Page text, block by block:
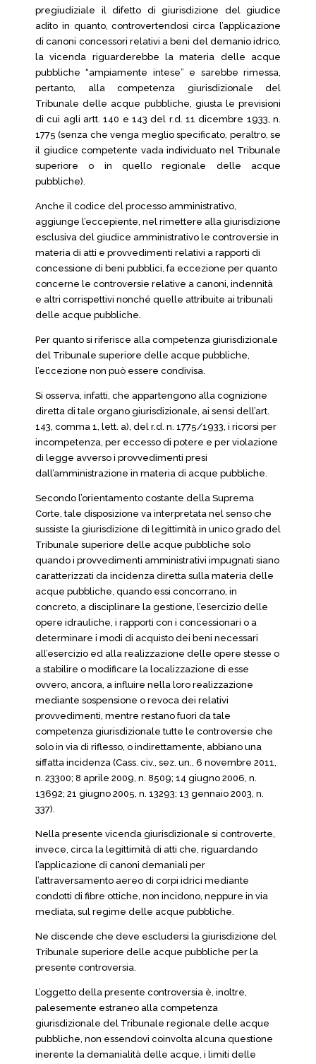
pregiudiziale il difetto di giurisdizione del giudice
adito in quanto, controvertendosi circa l’applicazione
di canoni concessori relativi a beni del demanio idrico,
la vicenda riguarderebbe la materia delle acque
pubbliche “ampiamente intese” e sarebbe rimessa,
pertanto, alla competenza giurisdizionale del
Tribunale delle acque pubbliche, giusta le previsioni
di cui agli artt. 140 e 143 del r.d. 11 dicembre 1933, n.
1775 (senza che venga meglio specificato, peraltro, se
il giudice competente vada individuato nel Tribunale
superiore o in quello regionale delle acque
pubbliche).
Anche il codice del processo amministrativo,
aggiunge l’eccepiente, nel rimettere alla giurisdizione
esclusiva del giudice amministrativo le controversie in
materia di atti e provvedimenti relativi a rapporti di
concessione di beni pubblici, fa eccezione per quanto
concerne le controversie relative a canoni, indennità
e altri corrispettivi nonché quelle attribuite ai tribunali
delle acque pubbliche.
Per quanto si riferisce alla competenza giurisdizionale
del Tribunale superiore delle acque pubbliche,
l’eccezione non può essere condivisa.
Si osserva, infatti, che appartengono alla cognizione
diretta di tale organo giurisdizionale, ai sensi dell’art.
143, comma 1, lett. a), del r.d. n. 1775/1933, i ricorsi per
incompetenza, per eccesso di potere e per violazione
di legge avverso i provvedimenti presi
dall’amministrazione in materia di acque pubbliche.
Secondo l’orientamento costante della Suprema
Corte, tale disposizione va interpretata nel senso che
sussiste la giurisdizione di legittimità in unico grado del
Tribunale superiore delle acque pubbliche solo
quando i provvedimenti amministrativi impugnati siano
caratterizzati da incidenza diretta sulla materia delle
acque pubbliche, quando essi concorrano, in
concreto, a disciplinare la gestione, l’esercizio delle
opere idrauliche, i rapporti con i concessionari o a
determinare i modi di acquisto dei beni necessari
all’esercizio ed alla realizzazione delle opere stesse o
a stabilire o modificare la localizzazione di esse
ovvero, ancora, a influire nella loro realizzazione
mediante sospensione o revoca dei relativi
provvedimenti, mentre restano fuori da tale
competenza giurisdizionale tutte le controversie che
solo in via di riflesso, o indirettamente, abbiano una
siffatta incidenza (Cass. civ., sez. un., 6 novembre 2011,
n. 23300; 8 aprile 2009, n. 8509; 14 giugno 2006, n.
13692; 21 giugno 2005, n. 13293; 13 gennaio 2003, n.
337).
Nella presente vicenda giurisdizionale si controverte,
invece, circa la legittimità di atti che, riguardando
l’applicazione di canoni demaniali per
l’attraversamento aereo di corpi idrici mediante
condotti di fibre ottiche, non incidono, neppure in via
mediata, sul regime delle acque pubbliche.
Ne discende che deve escludersi la giurisdizione del
Tribunale superiore delle acque pubbliche per la
presente controversia.
L’oggetto della presente controversia è, inoltre,
palesemente estraneo alla competenza
giurisdizionale del Tribunale regionale delle acque
pubbliche, non essendovi coinvolta alcuna questione
inerente la demanialità delle acque, i limiti delle